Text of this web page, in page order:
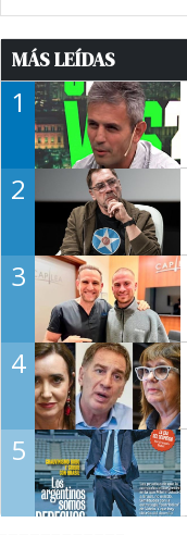
MÁS LEÍDAS
1
2
3
4
5